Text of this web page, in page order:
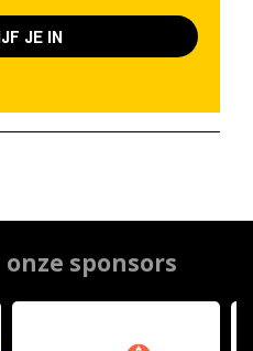
JE IN
sponsors